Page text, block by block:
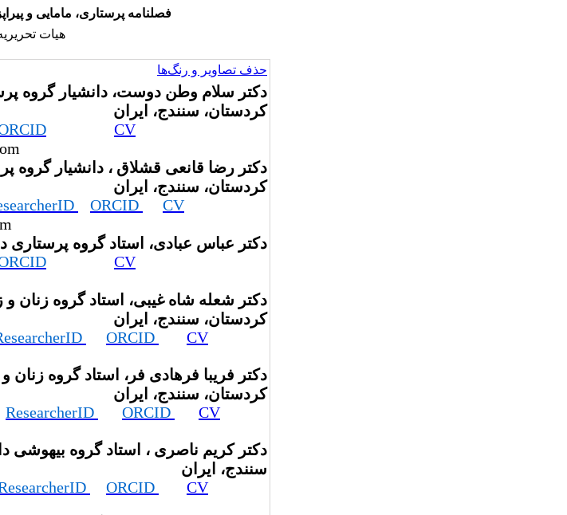
فصلنامه پرستاری، مامایی و
هیات
حذف تصاویر و رنگ‌ها
دکتر سلام وطن دوست، دانشیار گروه
کردستان، سنندج، ایران
CV
دکتر رضا قانعی قشلاق ، دانشیار گروه
کردستان، سنندج، ایران
ORCID
CV
دکتر عباس عبادی، استاد گروه پرستاری
CV
دکتر شعله شاه غیبی، استاد گروه زنان
کردستان، سنندج، ایران
ORCID
CV
دکتر فریبا فرهادی فر، استاد گروه
کردستان، سنندج، ایران
ResearcherID ORCID
CV
دکتر کریم ناصری ، استاد گروه بیهوشی
سنندج، ایران
ORCID
CV